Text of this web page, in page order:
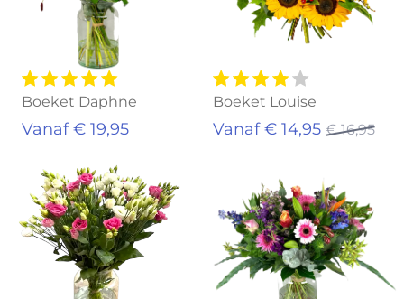
Boeket Daphne
Vanaf € 19,95
Boeket Louise
Vanaf € 14,95 € 16,95